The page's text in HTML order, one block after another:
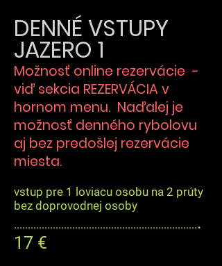
DENNÉ VSTUPY
JAZERO 1
Možnosť online rezervácie -
viď sekcia REZERVÁCIA v
hornom menu. Naďalej je
možnosť denného rybolovu
aj bez predošlej rezervácie
miesta.
vstup pre 1 loviacu osobu na 2 prúty
bez doprovodnej osoby
...................................................................
17 €